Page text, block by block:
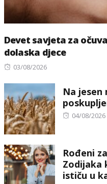
Devet savjeta za
dolaska djece
Posted
03/08/2026
Na jesen
Posted
04/08/2026
Rođeni
Zodijaka
ističu u